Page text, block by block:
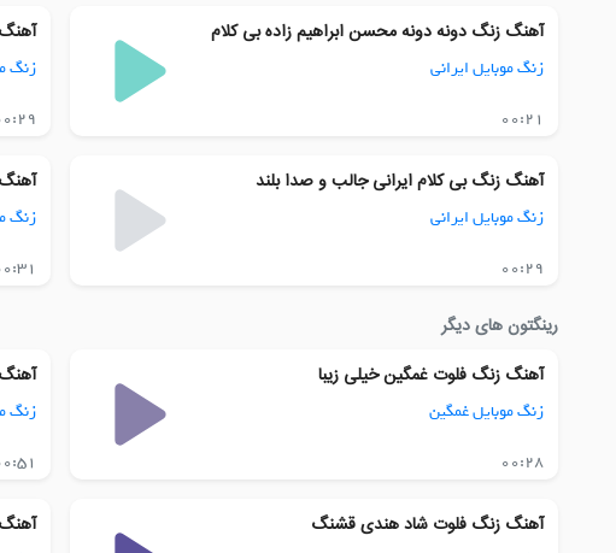
آهنگ زنگ دونه دونه محسن ابراهیم زاده بی کلام
زنگ موبایل ایرانی
00:21
زنگ
آهنگ زنگ بی کلام ایرانی جالب و صدا بلند
زنگ موبایل ایرانی
00:29
زنگ
رینگتون های دیگر
آهنگ زنگ فلوت غمگین خیلی زیبا
زنگ موبایل غمگین
00:28
زنگ
آهنگ زنگ فلوت شاد هندی قشنگ